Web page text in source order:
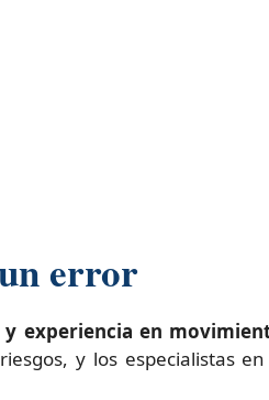
error
experiencia en
y los especialistas